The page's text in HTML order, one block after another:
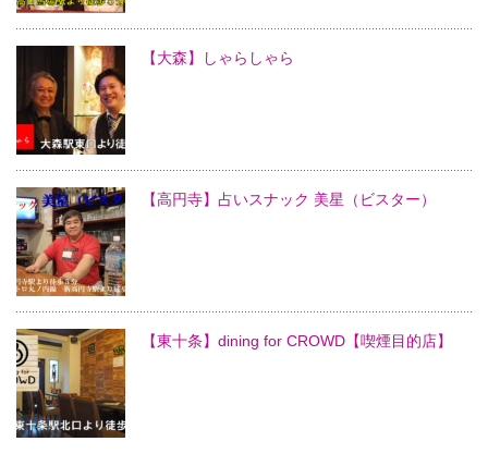
【大森】しゃらしゃら
【高円寺】占いスナック 美星（ビスター）
【東十条】dining for CROWD【喫煙目的店】